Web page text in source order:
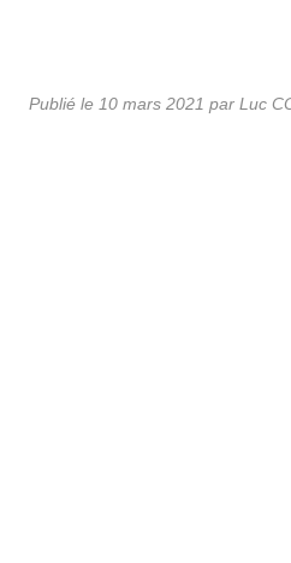
Publié le 10 mars 2021 par Luc